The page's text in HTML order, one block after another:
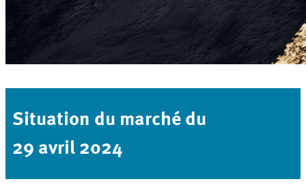
Situation du marché du
29 avril 2024